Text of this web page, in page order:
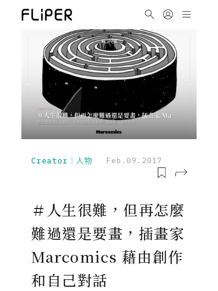
Creator｜人物 Feb.09.2017
＃人生很難，但再怎麼
難過還是要畫，插畫家
Marcomics 藉由創作
和自己對話